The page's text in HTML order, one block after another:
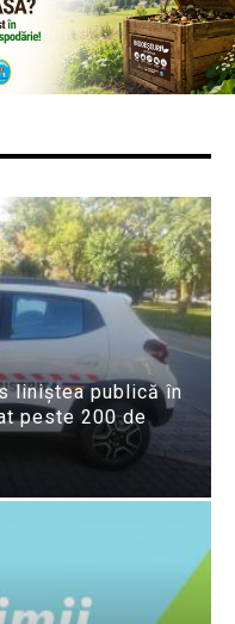
liniștea publică în
peste 200 de